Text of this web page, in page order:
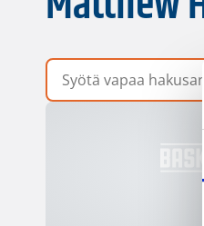
Vapaa hakusana